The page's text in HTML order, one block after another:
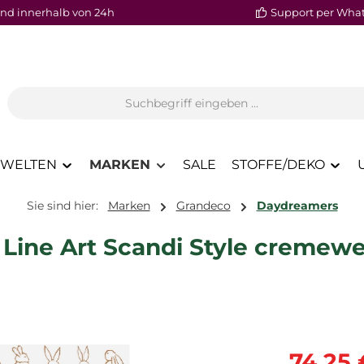
innerhalb von 24h Support per
MARKEN SALE STOFFE/DEKO
Sie sind hier: Marken Grandeco Daydreamers
Art Scandi Style